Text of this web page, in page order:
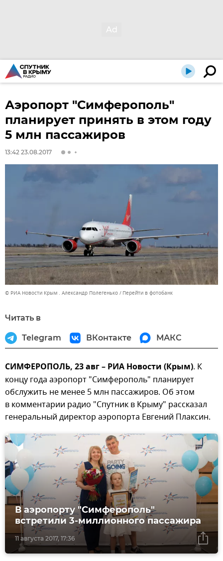
Аэропорт "Симферополь"
планирует принять в этом году
5 млн пассажиров
13:42 23.08.2017
© РИА Новости Крым . Александр Полегенько Перейти в фотобанк
Читать в
Telegram ВКонтакте МАКС
СИМФЕРОПОЛЬ, 23 авг – РИА Новости (Крым). К
концу года аэропорт "Симферополь" планирует
обслужить не менее 5 млн пассажиров. Об этом
в комментарии радио "Спутник в Крыму" рассказал
генеральный директор аэропорта Евгений Плаксин.
11 августа 2017, 17:36
В аэропорту "Симферополь"
встретили 3-миллионного пассажира